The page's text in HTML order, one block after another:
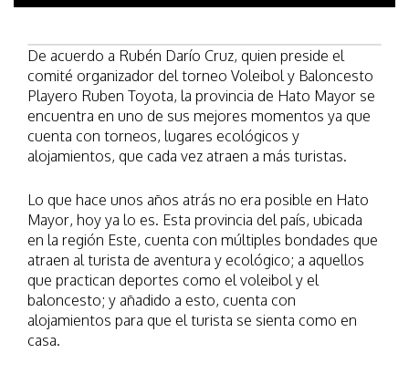
De acuerdo a Rubén Darío Cruz, quien preside el
comité organizador del torneo Voleibol y Baloncesto
Playero Ruben Toyota, la provincia de Hato Mayor se
encuentra en uno de sus mejores momentos ya que
cuenta con torneos, lugares ecológicos y
alojamientos, que cada vez atraen a más turistas.
Lo que hace unos años atrás no era posible en Hato
Mayor, hoy ya lo es. Esta provincia del país, ubicada
en la región Este, cuenta con múltiples bondades que
atraen al turista de aventura y ecológico; a aquellos
que practican deportes como el voleibol y el
baloncesto; y añadido a esto, cuenta con
alojamientos para que el turista se sienta como en
casa.